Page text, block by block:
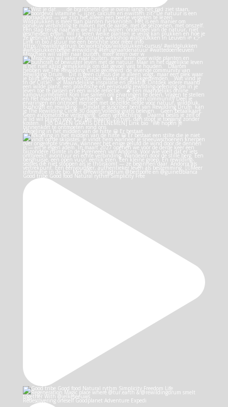
Misschien wil vaker naar buiten, meer leren over w
Afkoeling in het midden van de hitte 😀 Er bestaat
Good tribe Good food Natural rythm Simplicity Free
Redescovering oneself Goodplanet Adventure Expedi